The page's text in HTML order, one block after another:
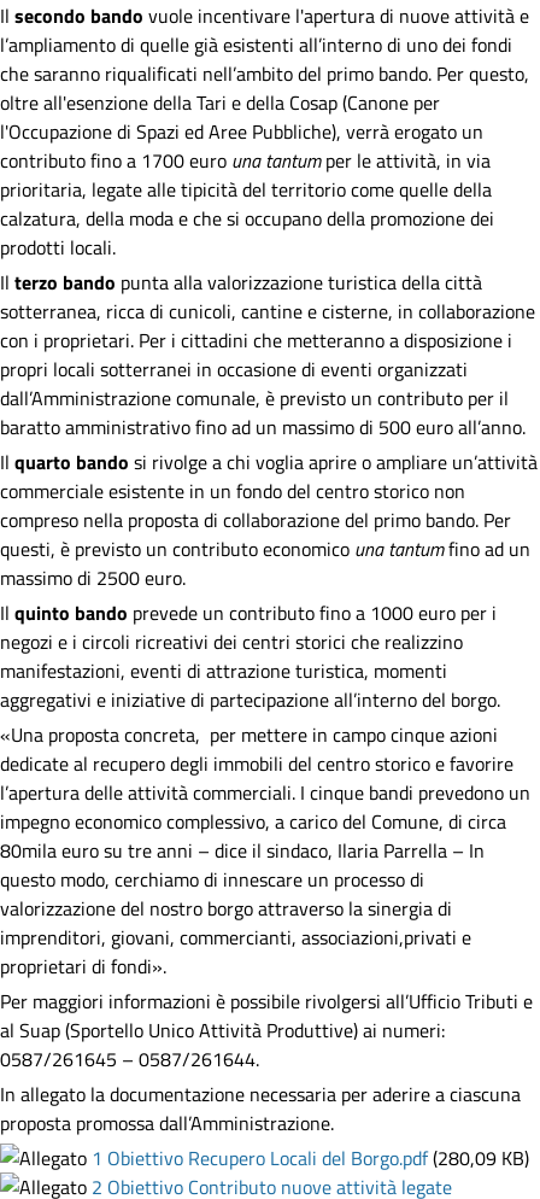
Il secondo bando vuole incentivare l'apertura di nuove attività e
l’ampliamento di quelle già esistenti all’interno di uno dei fondi
che saranno riqualificati nell’ambito del primo bando. Per questo,
oltre all'esenzione della Tari e della Cosap (Canone per
l'Occupazione di Spazi ed Aree Pubbliche), verrà erogato un
contributo fino a 1700 euro una tantumper le attività, in via
prioritaria, legate alle tipicità del territorio come quelle della
calzatura, della moda e che si occupano della promozione dei
prodotti locali.
Il terzo bando punta alla valorizzazione turistica della città
sotterranea, ricca di cunicoli, cantine e cisterne, in collaborazione
con i proprietari. Per i cittadini che metteranno a disposizione i
propri locali sotterranei in occasione di eventi organizzati
dall’Amministrazione comunale, è previsto un contributo per il
baratto amministrativo fino ad un massimo di 500 euro all’anno.
Il quarto bando si rivolge a chi voglia aprire o ampliare un’attività
commerciale esistente in un fondo del centro storico non
compreso nella proposta di collaborazione del primo bando. Per
questi, è previsto un contributo economico una tantumfino ad un
massimo di 2500 euro.
Il quinto bando prevede un contributo fino a 1000 euro per i
negozi e i circoli ricreativi dei centri storici che realizzino
manifestazioni, eventi di attrazione turistica, momenti
aggregativi e iniziative di partecipazione all’interno del borgo.
«Una proposta concreta, per mettere in campo cinque azioni
dedicate al recupero degli immobili del centro storico e favorire
l’apertura delle attività commerciali. I cinque bandi prevedono un
impegno economico complessivo, a carico del Comune, di circa
80mila euro su tre anni – dice il sindaco, Ilaria Parrella – In
questo modo, cerchiamo di innescare un processo di
valorizzazione del nostro borgo attraverso la sinergia di
imprenditori, giovani, commercianti, associazioni,privati e
proprietari di fondi».
Per maggiori informazioni è possibile rivolgersi all’Ufficio Tributi e
al Suap (Sportello Unico Attività Produttive) ai numeri:
0587/261645 – 0587/261644.
In allegato la documentazione necessaria per aderire a ciascuna
proposta promossa dall’Amministrazione.
1 Obiettivo Recupero Locali del Borgo.pdf(280,09 KB)
2 Obiettivo Contributo nuove attività legate